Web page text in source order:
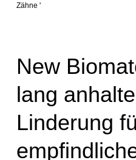
Zähne '
New
lang
Linderung